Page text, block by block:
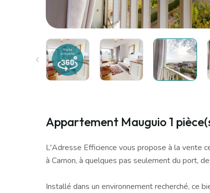
Appartement Mauguio 1
L'Adresse Efficience vous propose à la vente
à Carnon, à quelques pas seulement du port,
Installé dans un environnement recherché, ce